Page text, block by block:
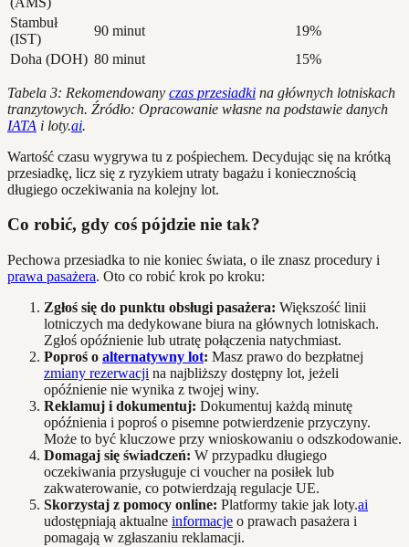
Stambuł
(IST)
90 minut
19%
Doha (DOH) 80 minut 15%
Tabela 3: Rekomendowany czas przesiadki na głównych lotniskach
tranzytowych. Źródło: Opracowanie własne na podstawie danych
IATA i loty.ai.
Wartość czasu wygrywa tu z pośpiechem. Decydując się na krótką
przesiadkę, licz się z ryzykiem utraty bagażu i koniecznością
długiego oczekiwania na kolejny lot.
Co robić, gdy coś pójdzie nie tak?
Pechowa przesiadka to nie koniec świata, o ile znasz procedury i
prawa pasażera. Oto co robić krok po kroku:
Zgłoś się do punktu obsługi pasażera: Większość linii
lotniczych ma dedykowane biura na głównych lotniskach.
Zgłoś opóźnienie lub utratę połączenia natychmiast.
Poproś o alternatywny lot: Masz prawo do bezpłatnej
zmiany rezerwacji na najbliższy dostępny lot, jeżeli
opóźnienie nie wynika z twojej winy.
Reklamuj i dokumentuj: Dokumentuj każdą minutę
opóźnienia i poproś o pisemne potwierdzenie przyczyny.
Może to być kluczowe przy wnioskowaniu o odszkodowanie.
Domagaj się świadczeń: W przypadku długiego
oczekiwania przysługuje ci voucher na posiłek lub
zakwaterowanie, co potwierdzają regulacje UE.
Skorzystaj z pomocy online: Platformy takie jak loty.ai
udostępniają aktualne informacje o prawach pasażera i
pomagają w zgłaszaniu reklamacji.